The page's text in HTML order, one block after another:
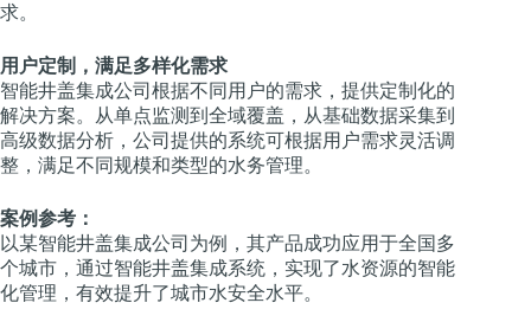
求。
用户定制，满足多样化需求
智能井盖集成公司根据不同用户的需求，提供定制化的
解决方案。从单点监测到全域覆盖，从基础数据采集到
高级数据分析，公司提供的系统可根据用户需求灵活调
整，满足不同规模和类型的水务管理。
案例参考：
以某智能井盖集成公司为例，其产品成功应用于全国多
个城市，通过智能井盖集成系统，实现了水资源的智能
化管理，有效提升了城市水安全水平。